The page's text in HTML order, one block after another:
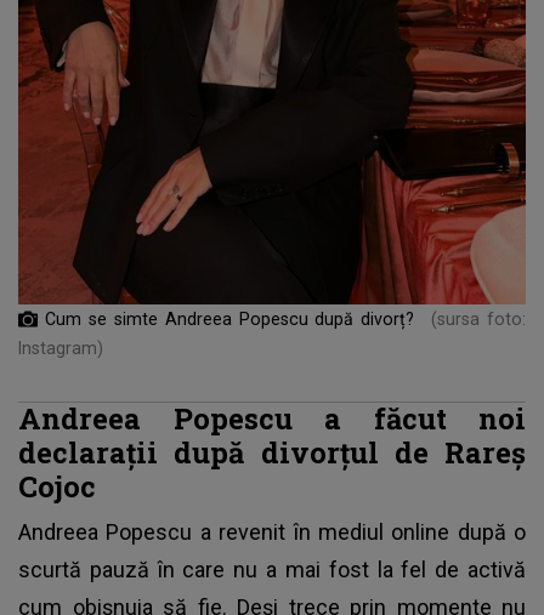
Cum se simte Andreea Popescu după divorț?
(sursa foto:
Instagram)
Andreea Popescu a făcut noi
declarații după divorțul de Rareș
Cojoc
Andreea Popescu a revenit în mediul online după o
scurtă pauză în care nu a mai fost la fel de activă
cum obișnuia să fie. Deși trece prin momente nu